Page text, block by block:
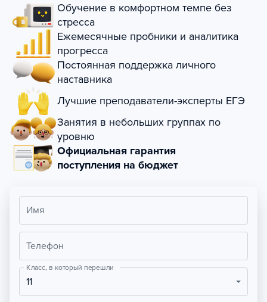
Обучение в комфортном темпе без
стресса
Ежемесячные пробники и аналитика
прогресса
Постоянная поддержка личного
наставника
Лучшие преподаватели-эксперты ЕГЭ
Занятия в небольших группах по
уровню
Официальная гарантия
поступления на бюджет
Имя
Телефон
Класс, в который перешли
11